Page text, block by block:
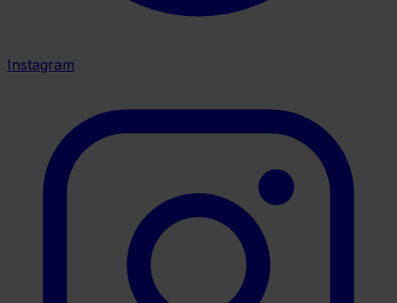
Instagram